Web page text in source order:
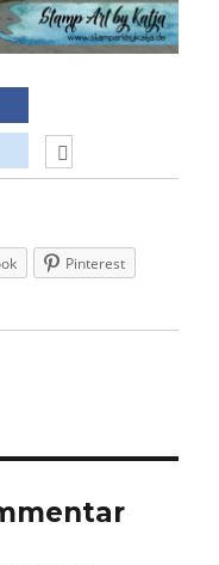
Pinterest